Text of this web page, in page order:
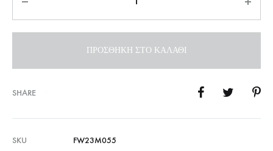
ΠΡΟΣΘΉΚΗ ΣΤΟ ΚΑΛΆΘΙ
SHARE
SKU FW23M055